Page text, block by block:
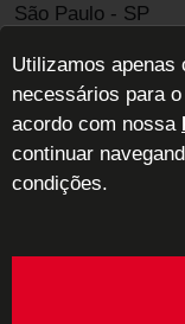
São Paulo - SP
ABIMAD -
Utilizamos apenas
necessários para
acordo com nossa
continuar
condições.